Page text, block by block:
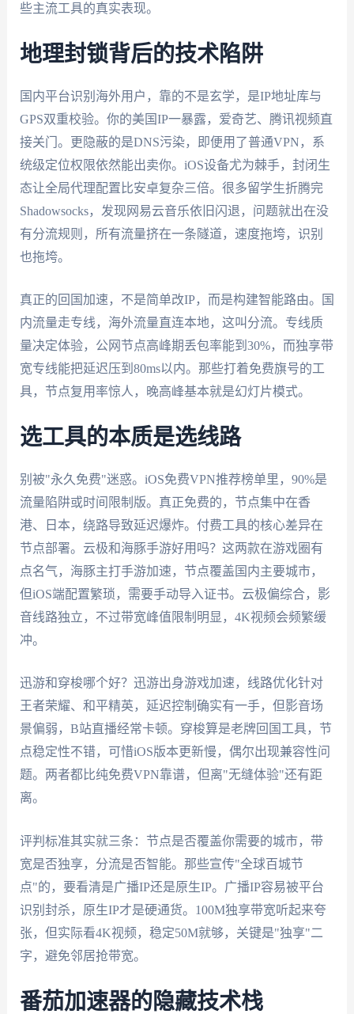
些主流工具的真实表现。
地理封锁背后的技术陷阱
国内平台识别海外用户，靠的不是玄学，是IP地址库与
GPS双重校验。你的美国IP一暴露，爱奇艺、腾讯视频直
接关门。更隐蔽的是DNS污染，即便用了普通VPN，系
统级定位权限依然能出卖你。iOS设备尤为棘手，封闭生
态让全局代理配置比安卓复杂三倍。很多留学生折腾完
Shadowsocks，发现网易云音乐依旧闪退，问题就出在没
有分流规则，所有流量挤在一条隧道，速度拖垮，识别
也拖垮。
真正的回国加速，不是简单改IP，而是构建智能路由。国
内流量走专线，海外流量直连本地，这叫分流。专线质
量决定体验，公网节点高峰期丢包率能到30%，而独享带
宽专线能把延迟压到80ms以内。那些打着免费旗号的工
具，节点复用率惊人，晚高峰基本就是幻灯片模式。
选工具的本质是选线路
别被"永久免费"迷惑。iOS免费VPN推荐榜单里，90%是
流量陷阱或时间限制版。真正免费的，节点集中在香
港、日本，绕路导致延迟爆炸。付费工具的核心差异在
节点部署。云极和海豚手游好用吗？这两款在游戏圈有
点名气，海豚主打手游加速，节点覆盖国内主要城市，
但iOS端配置繁琐，需要手动导入证书。云极偏综合，影
音线路独立，不过带宽峰值限制明显，4K视频会频繁缓
冲。
迅游和穿梭哪个好？迅游出身游戏加速，线路优化针对
王者荣耀、和平精英，延迟控制确实有一手，但影音场
景偏弱，B站直播经常卡顿。穿梭算是老牌回国工具，节
点稳定性不错，可惜iOS版本更新慢，偶尔出现兼容性问
题。两者都比纯免费VPN靠谱，但离"无缝体验"还有距
离。
评判标准其实就三条：节点是否覆盖你需要的城市，带
宽是否独享，分流是否智能。那些宣传"全球百城节
点"的，要看清是广播IP还是原生IP。广播IP容易被平台
识别封杀，原生IP才是硬通货。100M独享带宽听起来夸
张，但实际看4K视频，稳定50M就够，关键是"独享"二
字，避免邻居抢带宽。
番茄加速器的隐藏技术栈